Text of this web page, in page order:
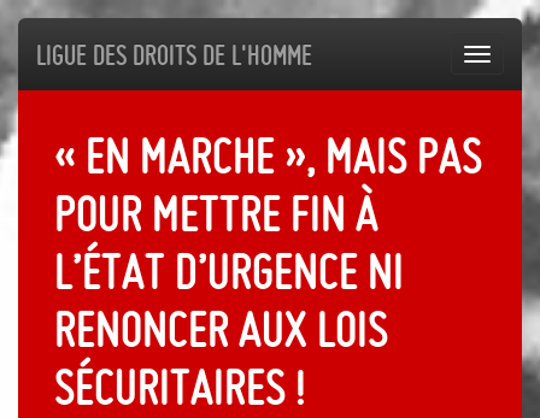
Ligue des droits de l'Homme
« En Marche », mais pas
pour mettre fin à
l’état d’urgence ni
renoncer aux lois
sécuritaires !